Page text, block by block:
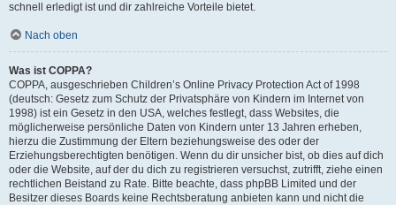
schnell erledigt ist und dir zahlreiche Vorteile bietet.
Nach oben
Was ist COPPA?
COPPA, ausgeschrieben Children’s Online Privacy Protection Act of 1998
(deutsch: Gesetz zum Schutz der Privatsphäre von Kindern im Internet von
1998) ist ein Gesetz in den USA, welches festlegt, dass Websites, die
möglicherweise persönliche Daten von Kindern unter 13 Jahren erheben,
hierzu die Zustimmung der Eltern beziehungsweise des oder der
Erziehungsberechtigten benötigen. Wenn du dir unsicher bist, ob dies auf dich
oder die Website, auf der du dich zu registrieren versuchst, zutrifft, ziehe einen
rechtlichen Beistand zu Rate. Bitte beachte, dass phpBB Limited und der
Besitzer dieses Boards keine Rechtsberatung anbieten kann und nicht die